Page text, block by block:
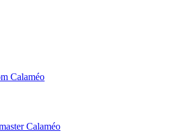
Calaméo
Calaméo